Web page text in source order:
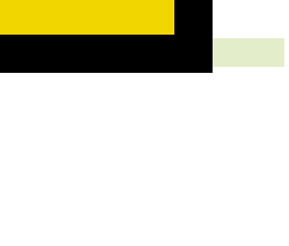
im Detail...